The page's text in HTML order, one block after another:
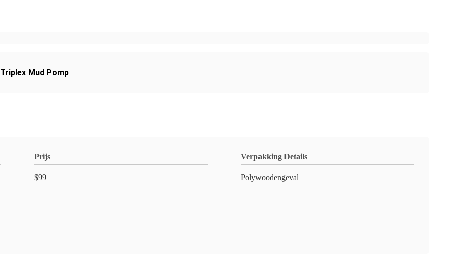
Triplex Mud Pomp
Prijs
$99
Verpakking Details
Polywoodengeval